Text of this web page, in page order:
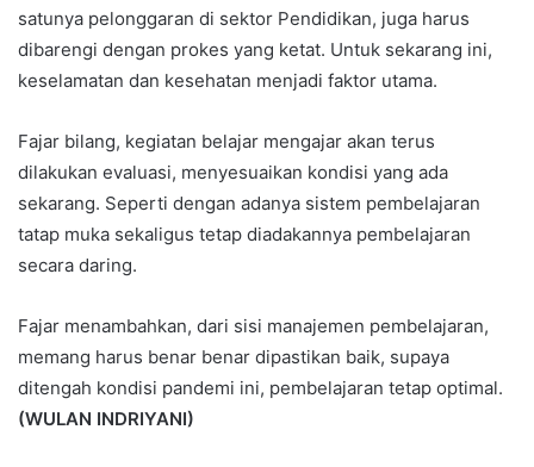
satunya pelonggaran di sektor Pendidikan, juga harus
dibarengi dengan prokes yang ketat. Untuk sekarang ini,
keselamatan dan kesehatan menjadi faktor utama.
Fajar bilang, kegiatan belajar mengajar akan terus
dilakukan evaluasi, menyesuaikan kondisi yang ada
sekarang. Seperti dengan adanya sistem pembelajaran
tatap muka sekaligus tetap diadakannya pembelajaran
secara daring.
Fajar menambahkan, dari sisi manajemen pembelajaran,
memang harus benar benar dipastikan baik, supaya
ditengah kondisi pandemi ini, pembelajaran tetap optimal.
(WULAN INDRIYANI)